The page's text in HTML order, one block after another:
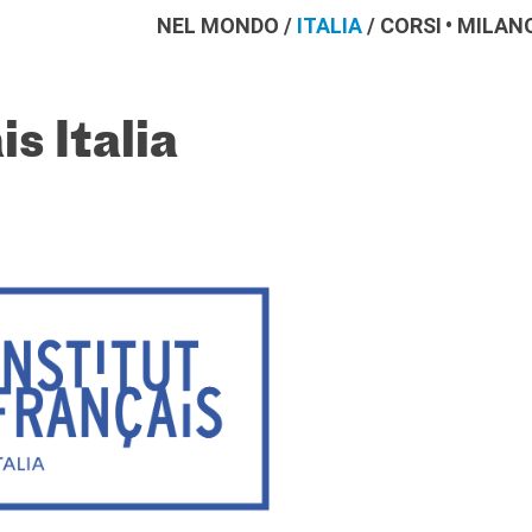
NEL MONDO / ITALIA/ CORSI
Italia